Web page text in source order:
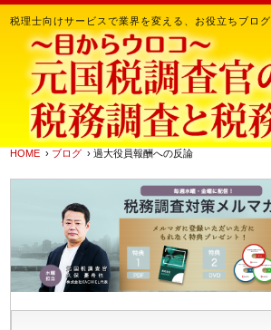
税理士向けサービスで業界を変える、お役立ちブログ
HOME › ブログ › 過大役員報酬への反論